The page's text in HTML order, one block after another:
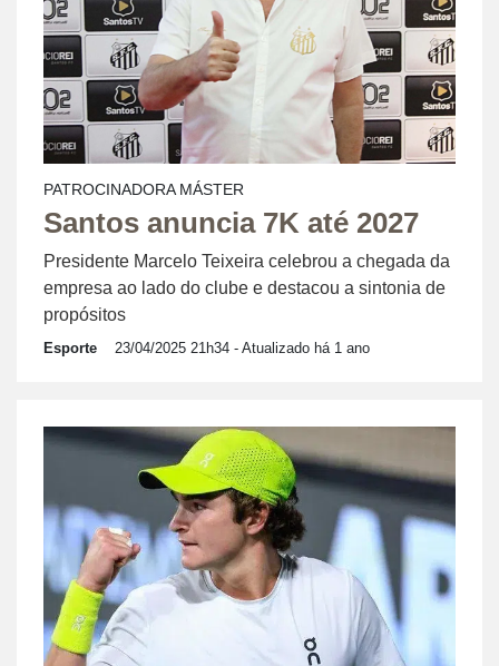
PATROCINADORA MÁSTER
Santos anuncia 7K até 2027
Presidente Marcelo Teixeira celebrou a chegada da
empresa ao lado do clube e destacou a sintonia de
propósitos
Esporte 23/04/2025 21h34 - Atualizado há 1 ano